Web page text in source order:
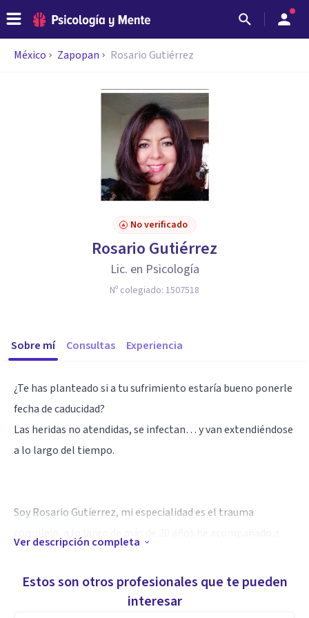
México Zapopan Rosario Gutiérrez
No verificado
Rosario Gutiérrez
Lic. en Psicología
Nº colegiado: 1507518
Sobre mí Consultas Experiencia
¿Te has planteado si a tu sufrimiento estaría bueno ponerle
fecha de caducidad?
Las heridas no atendidas, se infectan… y van extendiéndose
a lo largo del tiempo.
Soy Rosario Gutierrez, mi especialidad es el trauma
dolorosos, con situaciones de abuso sexual, verbal, o físico y
también a personas que han desarrollado trastornos en el
Ver descripción completa
Estos son otros profesionales que te pueden
interesar